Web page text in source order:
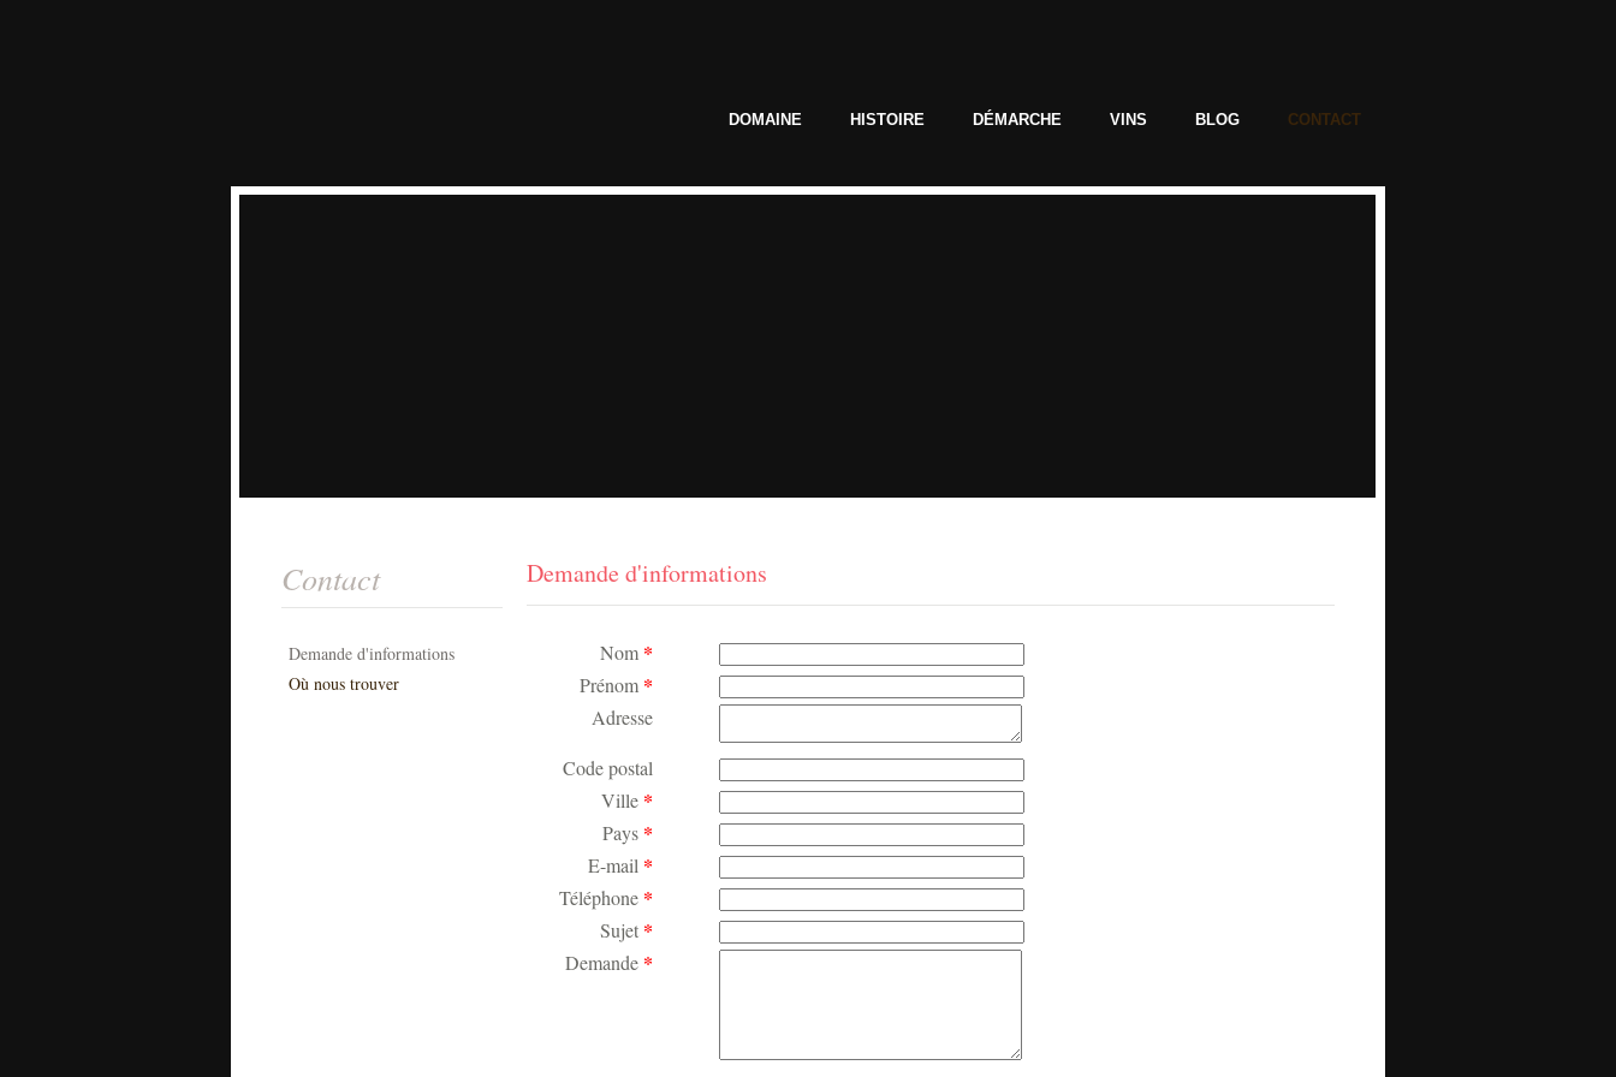
DOMAINE HISTOIRE DÉMARCHE VINS BLOG CONTACT
Contact
Demande d'informations
Où nous trouver
Demande d'informations
Nom *
Prénom *
Adresse
Code postal
Ville *
Pays *
E-mail *
Téléphone *
Sujet *
Demande *